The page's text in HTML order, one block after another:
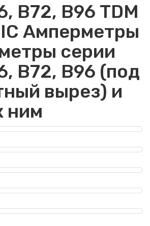
В72, В96 TDM
Амперметры
серии
В72, В96 (под
вырез) и
ним